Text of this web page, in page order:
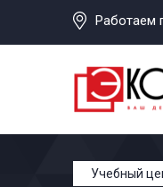
Работаем
Учебный